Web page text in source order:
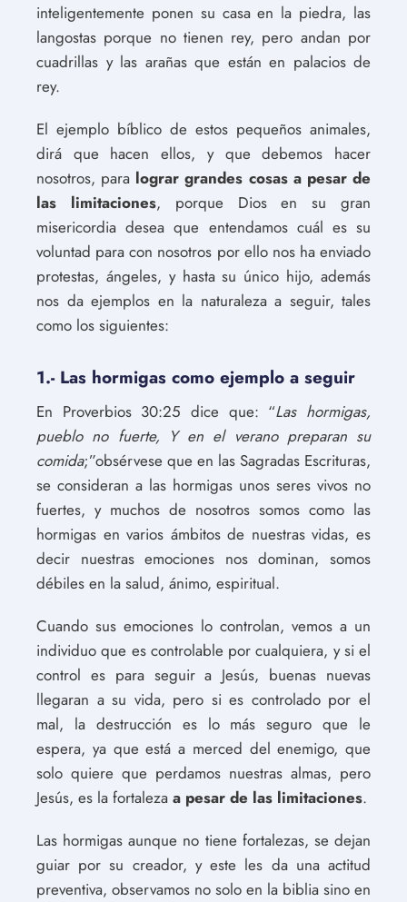
inteligentemente ponen su casa en la piedra, las
langostas porque no tienen rey, pero andan por
cuadrillas y las arañas que están en palacios de
rey.
El ejemplo bíblico de estos pequeños animales,
dirá que hacen ellos, y que debemos hacer
nosotros, para lograr grandes cosas a pesar de
las limitaciones, porque Dios en su gran
misericordia desea que entendamos cuál es su
voluntad para con nosotros por ello nos ha enviado
protestas, ángeles, y hasta su único hijo, además
nos da ejemplos en la naturaleza a seguir, tales
como los siguientes:
1.- Las hormigas como ejemplo a seguir
En Proverbios 30:25 dice que: “Las hormigas,
pueblo no fuerte, Y en el verano preparan su
comida;”obsérvese que en las Sagradas Escrituras,
se consideran a las hormigas unos seres vivos no
fuertes, y muchos de nosotros somos como las
hormigas en varios ámbitos de nuestras vidas, es
decir nuestras emociones nos dominan, somos
débiles en la salud, ánimo, espiritual.
Cuando sus emociones lo controlan, vemos a un
individuo que es controlable por cualquiera, y si el
control es para seguir a Jesús, buenas nuevas
llegaran a su vida, pero si es controlado por el
mal, la destrucción es lo más seguro que le
espera, ya que está a merced del enemigo, que
solo quiere que perdamos nuestras almas, pero
Jesús, es la fortaleza a pesar de las limitaciones.
Las hormigas aunque no tiene fortalezas, se dejan
guiar por su creador, y este les da una actitud
preventiva, observamos no solo en la biblia sino en